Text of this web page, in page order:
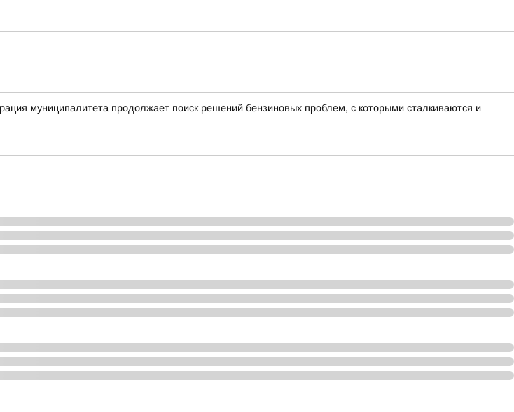
муниципалитета продолжает поиск решений бензиновых проблем, с которыми сталкиваются и